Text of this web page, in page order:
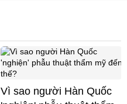
Vì sao người Hàn Quốc